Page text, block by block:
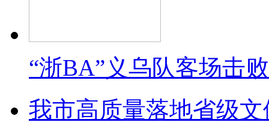
“浙BA”义乌队客场击
我市高质量落地省级